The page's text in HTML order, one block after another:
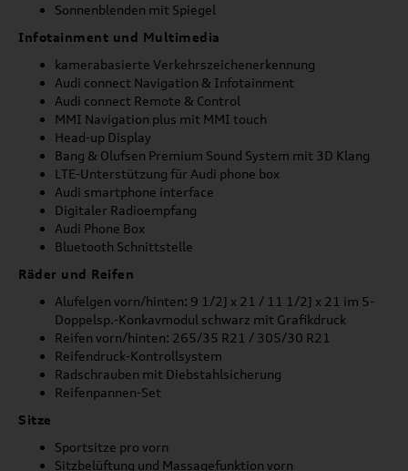
Sonnenblenden mit Spiegel
Infotainment und Multimedia
kamerabasierte Verkehrszeichenerkennung
Audi connect Navigation & Infotainment
Audi connect Remote & Control
MMI Navigation plus mit MMI touch
Head-up Display
Bang & Olufsen Premium Sound System mit 3D Klang
LTE-Unterstützung für Audi phone box
Audi smartphone interface
Digitaler Radioempfang
Audi Phone Box
Bluetooth Schnittstelle
Räder und Reifen
Alufelgen vorn/hinten: 9 1/2J x 21 / 11 1/2J x 21 im 5-
Doppelsp.-Konkavmodul schwarz mit Grafikdruck
Reifen vorn/hinten: 265/35 R21 / 305/30 R21
Reifendruck-Kontrollsystem
Radschrauben mit Diebstahlsicherung
Reifenpannen-Set
Sitze
Sportsitze pro vorn
Sitzbelüftung und Massagefunktion vorn